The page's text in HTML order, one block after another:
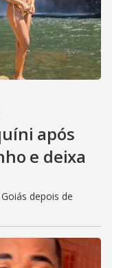
após
e deixa
depois de